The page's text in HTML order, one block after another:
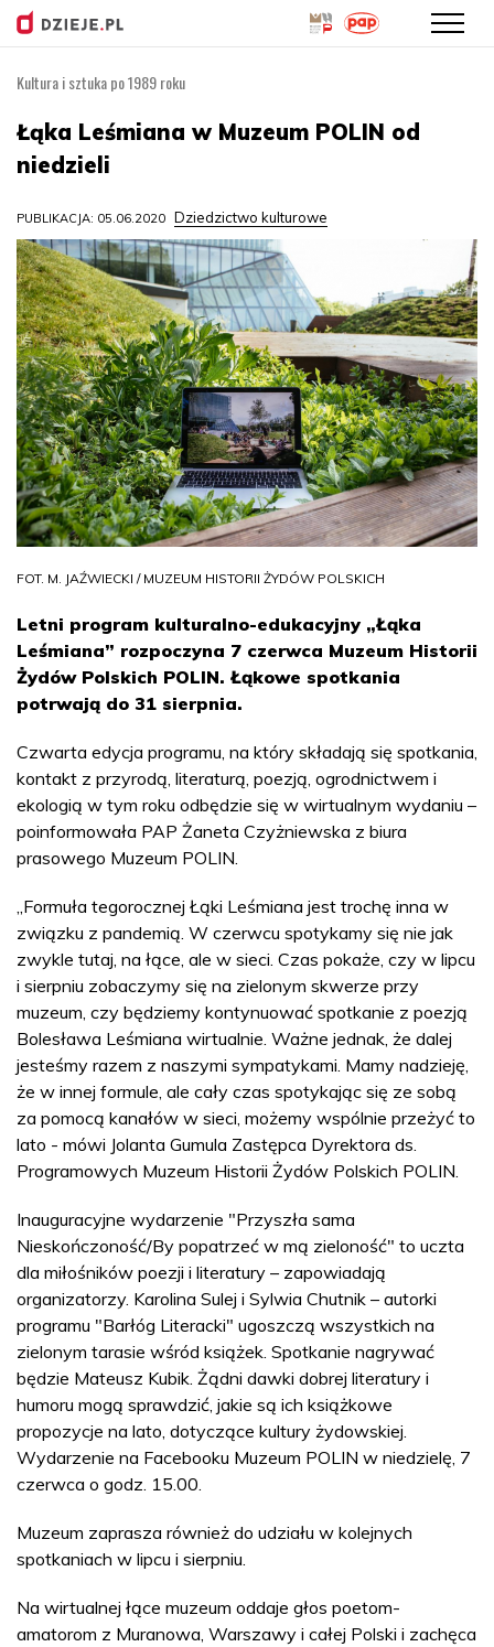
treści
Kultura i sztuka po 1989 roku
Łąka Leśmiana w Muzeum POLIN od
niedzieli
PUBLIKACJA: 05.06.2020 Dziedzictwo kulturowe
FOT. M. JAŹWIECKI / MUZEUM HISTORII ŻYDÓW POLSKICH
Letni program kulturalno-edukacyjny „Łąka
Leśmiana” rozpoczyna 7 czerwca Muzeum Historii
Żydów Polskich POLIN. Łąkowe spotkania
potrwają do 31 sierpnia.
Czwarta edycja programu, na który składają się spotkania,
kontakt z przyrodą, literaturą, poezją, ogrodnictwem i
ekologią w tym roku odbędzie się w wirtualnym wydaniu –
poinformowała PAP Żaneta Czyżniewska z biura
prasowego Muzeum POLIN.
„Formuła tegorocznej Łąki Leśmiana jest trochę inna w
związku z pandemią. W czerwcu spotykamy się nie jak
zwykle tutaj, na łące, ale w sieci. Czas pokaże, czy w lipcu
i sierpniu zobaczymy się na zielonym skwerze przy
muzeum, czy będziemy kontynuować spotkanie z poezją
Bolesława Leśmiana wirtualnie. Ważne jednak, że dalej
jesteśmy razem z naszymi sympatykami. Mamy nadzieję,
że w innej formule, ale cały czas spotykając się ze sobą
za pomocą kanałów w sieci, możemy wspólnie przeżyć to
lato - mówi Jolanta Gumula Zastępca Dyrektora ds.
Programowych Muzeum Historii Żydów Polskich POLIN.
Inauguracyjne wydarzenie "Przyszła sama
Nieskończoność/By popatrzeć w mą zieloność" to uczta
dla miłośników poezji i literatury – zapowiadają
organizatorzy. Karolina Sulej i Sylwia Chutnik – autorki
programu "Barłóg Literacki" ugoszczą wszystkich na
zielonym tarasie wśród książek. Spotkanie nagrywać
będzie Mateusz Kubik. Żądni dawki dobrej literatury i
humoru mogą sprawdzić, jakie są ich książkowe
propozycje na lato, dotyczące kultury żydowskiej.
Wydarzenie na Facebooku Muzeum POLIN w niedzielę, 7
czerwca o godz. 15.00.
Muzeum zaprasza również do udziału w kolejnych
spotkaniach w lipcu i sierpniu.
Na wirtualnej łące muzeum oddaje głos poetom-
amatorom z Muranowa, Warszawy i całej Polski i zachęca